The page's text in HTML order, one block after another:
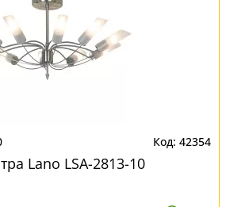
42354
Lano LSA-2813-10